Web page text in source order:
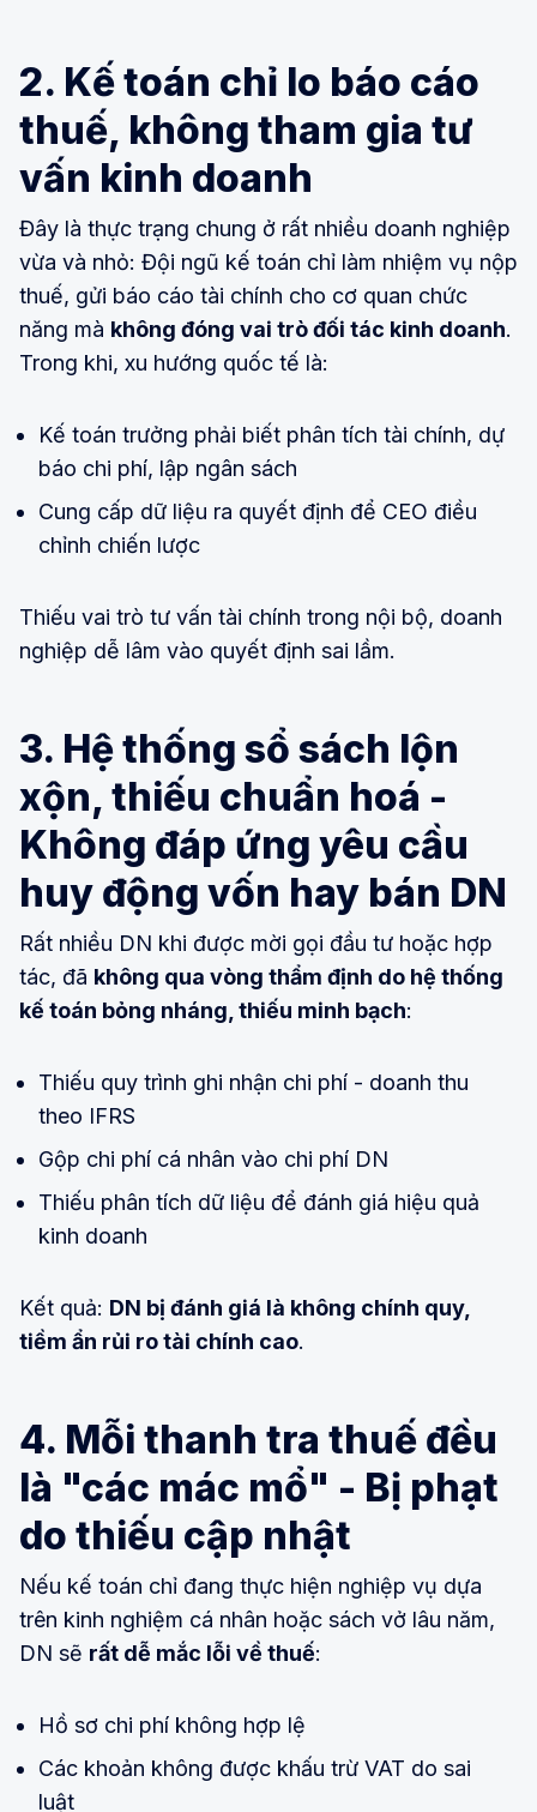
2. Kế toán chỉ lo báo cáo
thuế, không tham gia tư
vấn kinh doanh
Đây là thực trạng chung ở rất nhiều doanh nghiệp
vừa và nhỏ: Đội ngũ kế toán chỉ làm nhiệm vụ nộp
thuế, gửi báo cáo tài chính cho cơ quan chức
năng mà không đóng vai trò đối tác kinh doanh.
Trong khi, xu hướng quốc tế là:
Kế toán trưởng phải biết phân tích tài chính, dự
báo chi phí, lập ngân sách
Cung cấp dữ liệu ra quyết định để CEO điều
chỉnh chiến lược
Thiếu vai trò tư vấn tài chính trong nội bộ, doanh
nghiệp dễ lâm vào quyết định sai lầm.
3. Hệ thống sổ sách lộn
xộn, thiếu chuẩn hoá -
Không đáp ứng yêu cầu
huy động vốn hay bán DN
Rất nhiều DN khi được mời gọi đầu tư hoặc hợp
tác, đã không qua vòng thẩm định do hệ thống
kế toán bỏng nháng, thiếu minh bạch:
Thiếu quy trình ghi nhận chi phí - doanh thu
theo IFRS
Gộp chi phí cá nhân vào chi phí DN
Thiếu phân tích dữ liệu để đánh giá hiệu quả
kinh doanh
Kết quả: DN bị đánh giá là không chính quy,
tiềm ẩn rủi ro tài chính cao.
4. Mỗi thanh tra thuế đều
là "các mác mổ" - Bị phạt
do thiếu cập nhật
Nếu kế toán chỉ đang thực hiện nghiệp vụ dựa
trên kinh nghiệm cá nhân hoặc sách vở lâu năm,
DN sẽ rất dễ mắc lỗi về thuế:
Hồ sơ chi phí không hợp lệ
Các khoản không được khấu trừ VAT do sai
luật